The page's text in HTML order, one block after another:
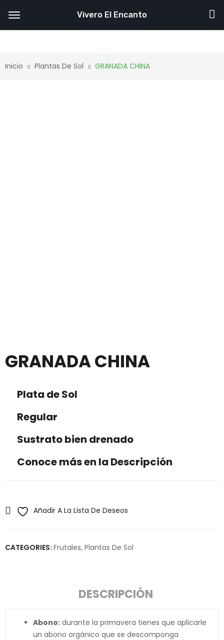
Inicio Plantas De Sol GRANADA CHINA
GRANADA CHINA
Plata de Sol
Regular
Sustrato bien drenado
Conoce más en la Descripción
Añadir A La Lista De Deseos
CATEGORIES: Frutales, Plantas De Sol
DESCRIPCIÓN
Abono: durante la primavera tienes que aplicarle
un abono orgánico que se descomponga
Vivero El Encanto